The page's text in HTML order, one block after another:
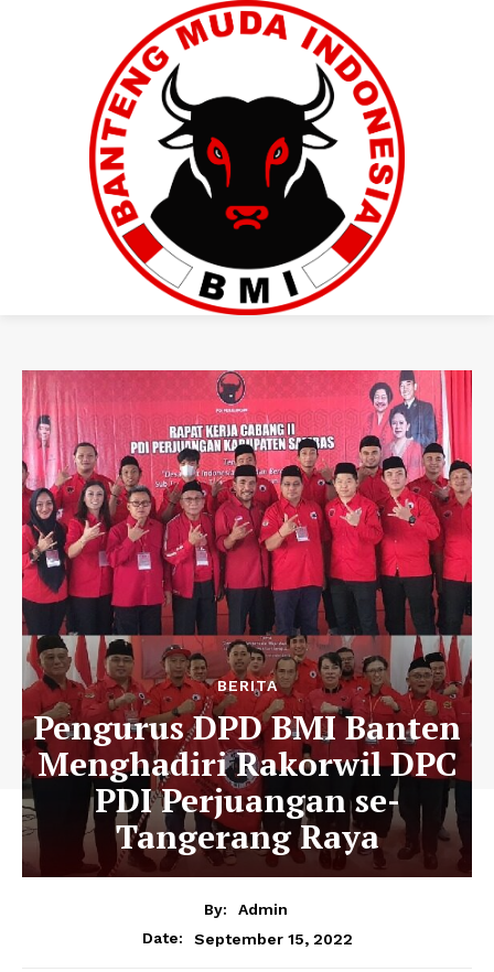
BERITA
Pengurus DPD BMI Banten
Menghadiri Rakorwil DPC
PDI Perjuangan se-
Tangerang Raya
By:
Admin
Date:
September 15, 2022